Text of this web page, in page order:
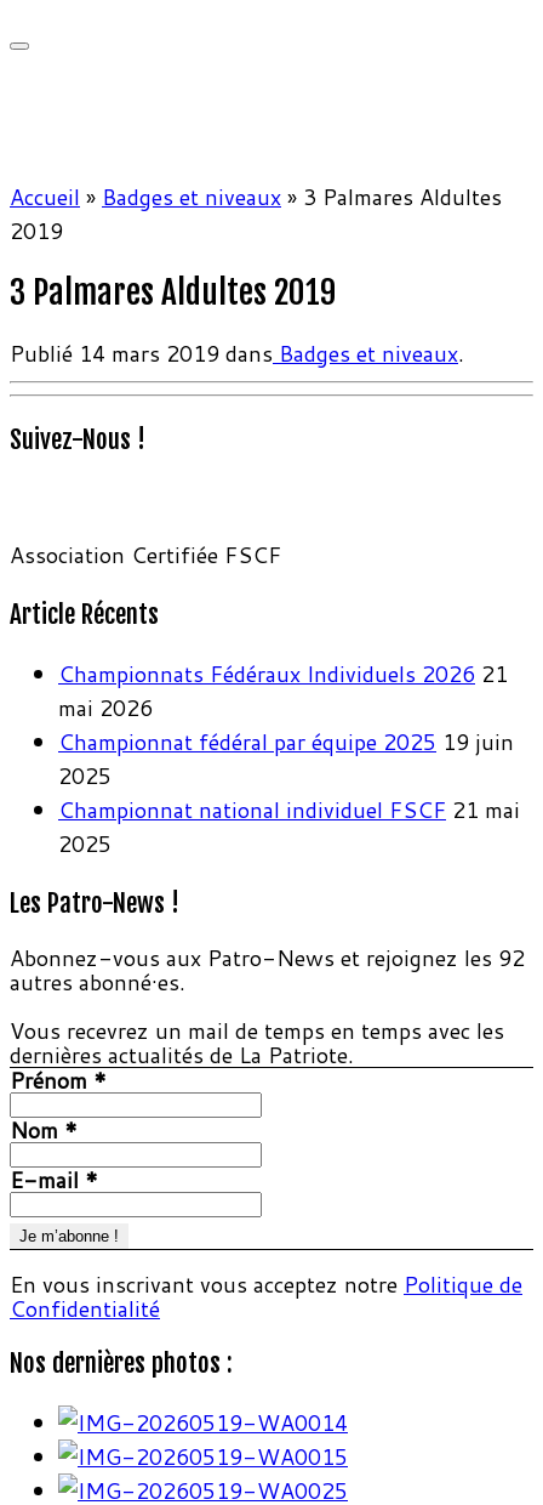
Accueil » Badges et niveaux» 3 Palmares Aldultes
2019
3 Palmares Aldultes 2019
Publié 14 mars 2019 dans Badges et niveaux.
Suivez-Nous !
Association Certifiée FSCF
Article Récents
Championnats Fédéraux Individuels 2026 21
mai 2026
Championnat fédéral par équipe 2025 19 juin
2025
Championnat national individuel FSCF 21 mai
2025
Les Patro-News !
Abonnez-vous aux Patro-News et rejoignez les 92
autres abonné·es.
Vous recevrez un mail de temps en temps avec les
dernières actualités de La Patriote.
Prénom *
Nom *
E-mail *
En vous inscrivant vous acceptez notre Politique de
Confidentialité
Nos dernières photos :